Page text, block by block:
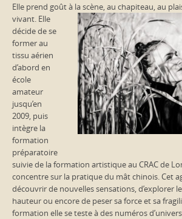
Elle prend goût à la scène, au chapiteau, au
vivant. Elle
décide de se
former au
tissu aérien
d’abord en
école
amateur
jusqu’en
2009, puis
intègre la
formation
préparatoire
suivie de la formation artistique au CRAC de
concentre sur la pratique du mât chinois. Cet
découvrir de nouvelles sensations, d’explorer
hauteur ou encore de peser sa force et sa
formation elle se teste à des numéros